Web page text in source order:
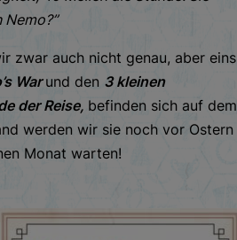
zwar auch nicht genau, aber eins
Warund den 3 kleinen
der Reise, befinden sich auf dem
werden wir sie noch vor Ostern
Monat warten!